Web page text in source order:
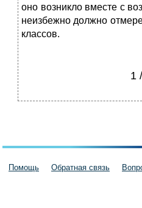
оно возникло вместе с
неизбежно должно
классов.
1
Помощь Обратная связь